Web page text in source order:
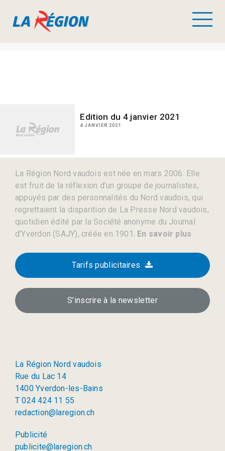
Edition du 4 janvier 2021
4 JANVIER 2021
La Région Nord vaudois est née en mars 2006. Elle
est fruit de la réflexion d’un groupe de journalistes,
appuyés par des personnalités du Nord vaudois, qui
regrettaient la disparition de La Presse Nord vaudois,
quotidien édité par la Société anonyme du Journal
d’Yverdon (SAJY), créée en 1901. En savoir plus
Tarifs publicitaires
S’inscrire à la newsletter
La Région Nord vaudois
Rue du Lac 14
1400 Yverdon-les-Bains
T 024 424 11 55
redaction@laregion.ch
Publicité
publicite@laregion.ch